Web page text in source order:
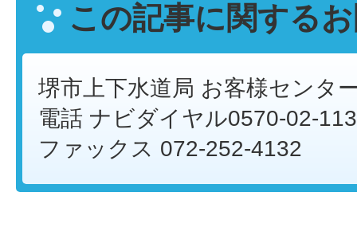
この記事に関する
堺市上下水道局 お客様センタ
電話 ナビダイヤル0570-02-
ファックス 072-252-4132